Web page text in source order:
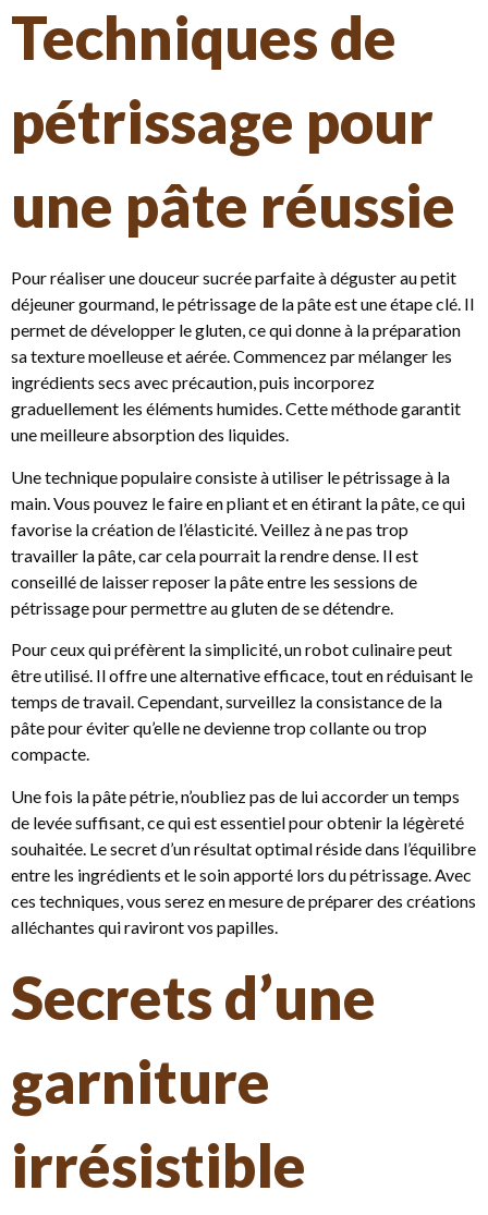
Techniques de
pétrissage pour
une pâte réussie
Pour réaliser une douceur sucrée parfaite à déguster au petit
déjeuner gourmand, le pétrissage de la pâte est une étape clé. Il
permet de développer le gluten, ce qui donne à la préparation
sa texture moelleuse et aérée. Commencez par mélanger les
ingrédients secs avec précaution, puis incorporez
graduellement les éléments humides. Cette méthode garantit
une meilleure absorption des liquides.
Une technique populaire consiste à utiliser le pétrissage à la
main. Vous pouvez le faire en pliant et en étirant la pâte, ce qui
favorise la création de l’élasticité. Veillez à ne pas trop
travailler la pâte, car cela pourrait la rendre dense. Il est
conseillé de laisser reposer la pâte entre les sessions de
pétrissage pour permettre au gluten de se détendre.
Pour ceux qui préfèrent la simplicité, un robot culinaire peut
être utilisé. Il offre une alternative efficace, tout en réduisant le
temps de travail. Cependant, surveillez la consistance de la
pâte pour éviter qu’elle ne devienne trop collante ou trop
compacte.
Une fois la pâte pétrie, n’oubliez pas de lui accorder un temps
de levée suffisant, ce qui est essentiel pour obtenir la légèreté
souhaitée. Le secret d’un résultat optimal réside dans l’équilibre
entre les ingrédients et le soin apporté lors du pétrissage. Avec
ces techniques, vous serez en mesure de préparer des créations
alléchantes qui raviront vos papilles.
Secrets d’une
garniture
irrésistible